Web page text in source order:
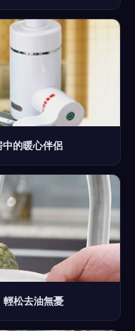
中的暖心伴侶
輕松去油無憂